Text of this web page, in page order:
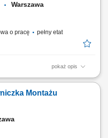
Warszawa
o pracę pełny etat
pokaż opis
całokształtu spraw
do projektów umów na roboty
budowanych lub
Montażu